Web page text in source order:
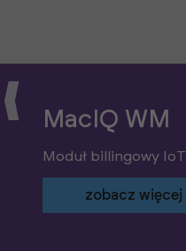
MacIQ WM
Moduł billingowy IoT
zobacz więcej